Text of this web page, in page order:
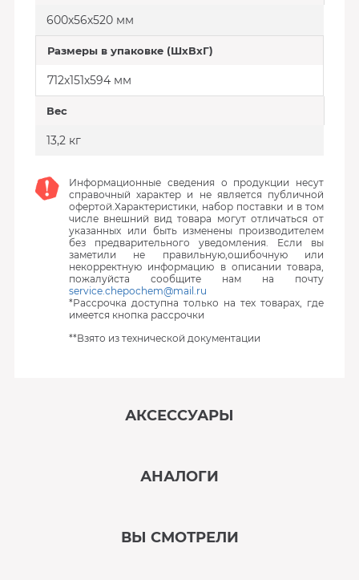
600х56х520 мм
Размеры в упаковке (ШxВxГ)
712х151х594 мм
Вес
13,2 кг
Информационные сведения о продукции несут
справочный характер и не является публичной
офертой.Характеристики, набор поставки и в том
числе внешний вид товара могут отличаться от
указанных или быть изменены производителем
без предварительного уведомления. Если вы
заметили не правильную,ошибочную или
некорректную информацию в описании товара,
пожалуйста сообщите нам на почту
service.chepochem@mail.ru
*Рассрочка доступна только на тех товарах, где
имеется кнопка рассрочки
**Взято из технической документации
АКСЕССУАРЫ
АНАЛОГИ
ВЫ СМОТРЕЛИ